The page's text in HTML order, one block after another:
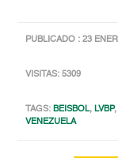
PUBLICADO : 23
VISITAS: 5309
TAGS:BEISBOL,LVBP
VENEZUELA